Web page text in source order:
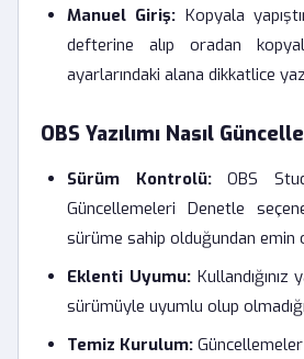
Manuel Giriş: Kopyala
defterine alıp oradan
ayarlarındaki alana dikkatlice
OBS Yazılımı Nasıl
Sürüm Kontrolü:OBS
Güncellemeleri Denetle
sürüme sahip olduğundan emin
Eklenti Uyumu:Kullandığınız
sürümüyle uyumlu olup
Temiz Kurulum: